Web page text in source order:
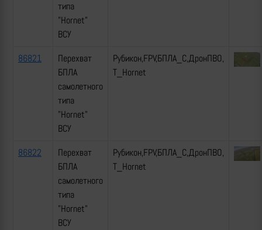
типа
"Hornet"
ВСУ
86821
Перехват
БПЛА
самолетного
типа
"Hornet"
ВСУ
Рубикон,FPV,БПЛА_С,ДронПВО,
Т_Hornet
86822
Перехват
БПЛА
самолетного
типа
"Hornet"
ВСУ
Рубикон,FPV,БПЛА_С,ДронПВО,
Т_Hornet